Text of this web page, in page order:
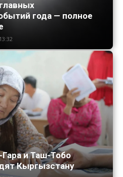
года — полное
и Таш-Тобо
Кыргызстану